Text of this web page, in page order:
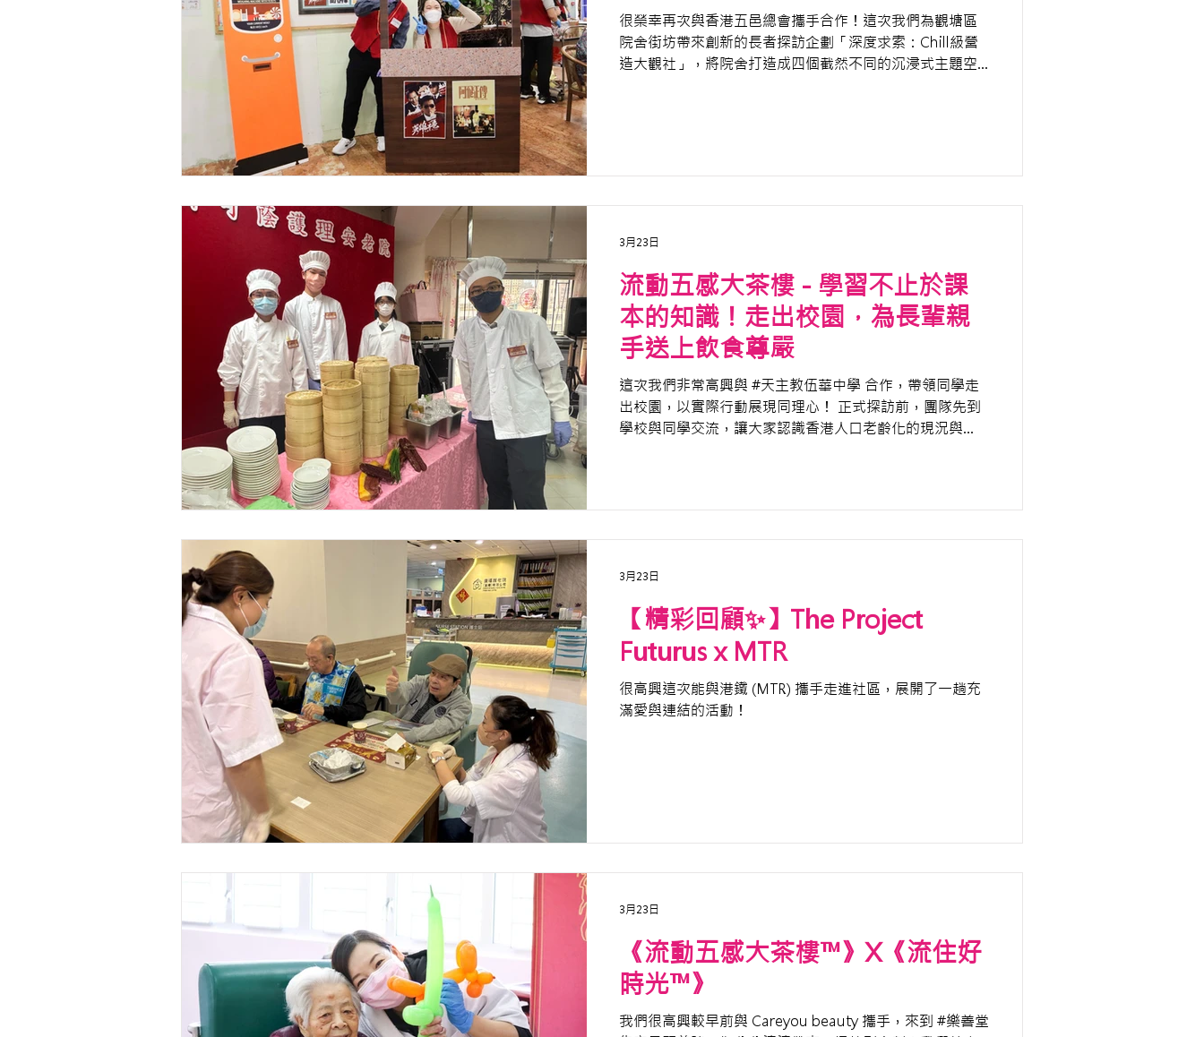
很榮幸再次與香港五邑總會攜手合作！這次我們為觀塘區
院舍街坊帶來創新的長者探訪企劃「深度求索：Chill級營
造大觀社」，將院舍打造成四個截然不同的沉浸式主題空
流動五感大茶樓 - 學習不止於課
本的知識！走出校園，為長輩親
手送上飲食尊嚴
這次我們非常高興與 #天主教伍華中學 合作，帶領同學走
出校園，以實際行動展現同理心！ 正式探訪前，團隊先到
學校與同學交流，讓大家認識香港人口老齡化的現況與
3月23日
【精彩回顧✨】The Project
Futurus x MTR
很高興這次能與港鐵 (MTR) 攜手走進社區，展開了一趟充
滿愛與連結的活動！
3月23日
《流動五感大茶樓™》X《流住好
時光™》
我們很高興較早前與 Careyou beauty 攜手，來到 #樂善堂
3月23日